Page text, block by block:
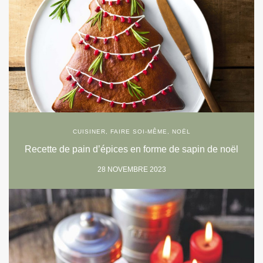
CUISINER FAIRE SOI-MÊME NOËL
Recette de pain d’épices en forme de sapin de noël
28 NOVEMBRE 2023